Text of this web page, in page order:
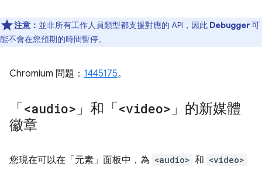
注意： 並非所有工作人員類型都支援對應的 API，因此 Debugger可
能不會在您預期的時間暫停。
Chromium 問題： 1445175。
「<audio> 」和「<video> 」的新媒體
徽章
您現在可以在「元素」 面板中，為 <audio> 和 <video>